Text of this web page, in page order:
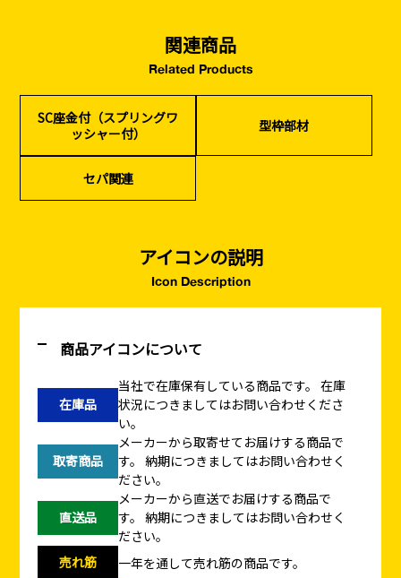
関連商品
Related Products
SC座金付（スプリングワ
ッシャー付）
型枠部材
セパ関連
アイコンの説明
Icon Description
商品アイコンについて
在庫品
当社で在庫保有している商品です。 在庫
状況につきましてはお問い合わせくださ
い。
取寄商品
メーカーから取寄せてお届けする商品で
す。 納期につきましてはお問い合わせく
ださい。
直送品
メーカーから直送でお届けする商品で
す。 納期につきましてはお問い合わせく
ださい。
売れ筋
一年を通して売れ筋の商品です。